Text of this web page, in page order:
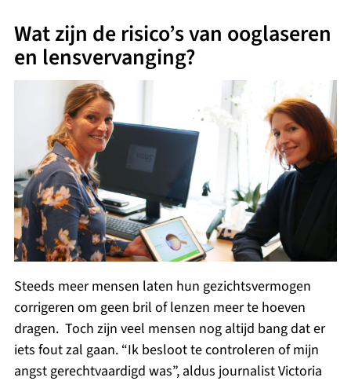
Wat zijn de risico’s van ooglaseren
en lensvervanging?
Steeds meer mensen laten hun gezichtsvermogen
corrigeren om geen bril of lenzen meer te hoeven
dragen. Toch zijn veel mensen nog altijd bang dat er
iets fout zal gaan. “Ik besloot te controleren of mijn
angst gerechtvaardigd was”, aldus journalist Victoria